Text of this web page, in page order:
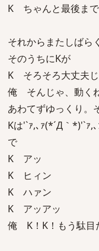
K ちゃんと最後まで
それからまたしばら
そのうちにKが
K そろそろ大丈夫じ
俺 そんじゃ、動くね
あわてずゆっくり。
Kは'`ｧ,､ｧ(*´Д｀*)'`ｧ,
で
K アッ
K ヒィン
K ハァン
K アッアッ
俺 K！K！もう駄目